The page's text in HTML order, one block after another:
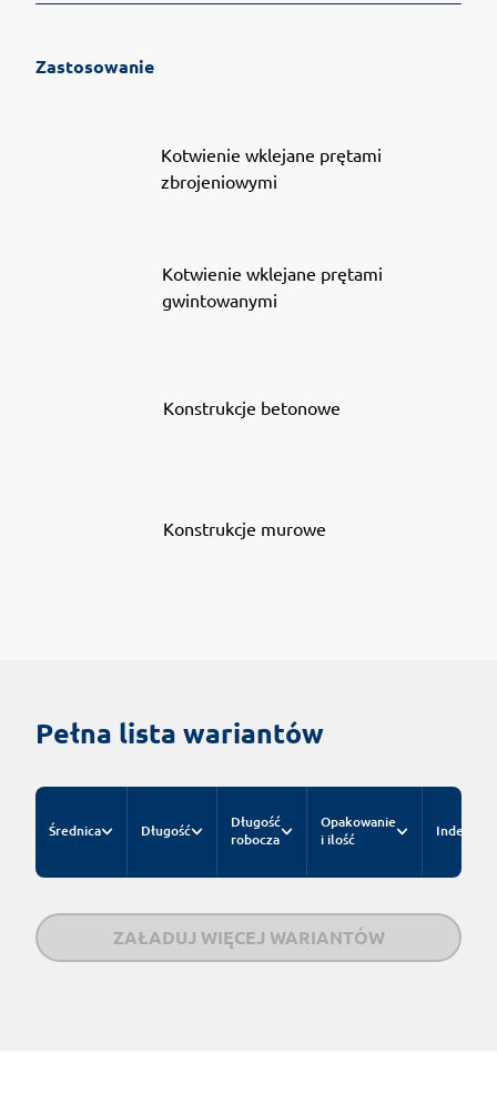
Zastosowanie
Kotwienie wklejane prętami
zbrojeniowymi
Kotwienie wklejane prętami
gwintowanymi
Konstrukcje betonowe
Konstrukcje murowe
Pełna lista wariantów
Średnica Długość
Długość
robocza
Opakowanie
i ilość
Indeks
ZAŁADUJ WIĘCEJ WARIANTÓW